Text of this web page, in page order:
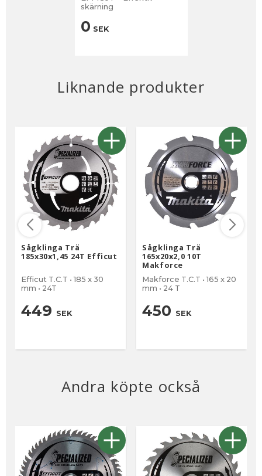
skärning
0 SEK
Liknande produkter
Sågklinga Trä
185x30x1,45 24T Efficut
Efficut T.C.T • 185 x 30
mm • 24T
449 SEK
Sågklinga Trä
165x20x2,0 10T
Makforce
Makforce T.C.T • 165 x 20
mm • 24 T
450 SEK
Andra köpte också